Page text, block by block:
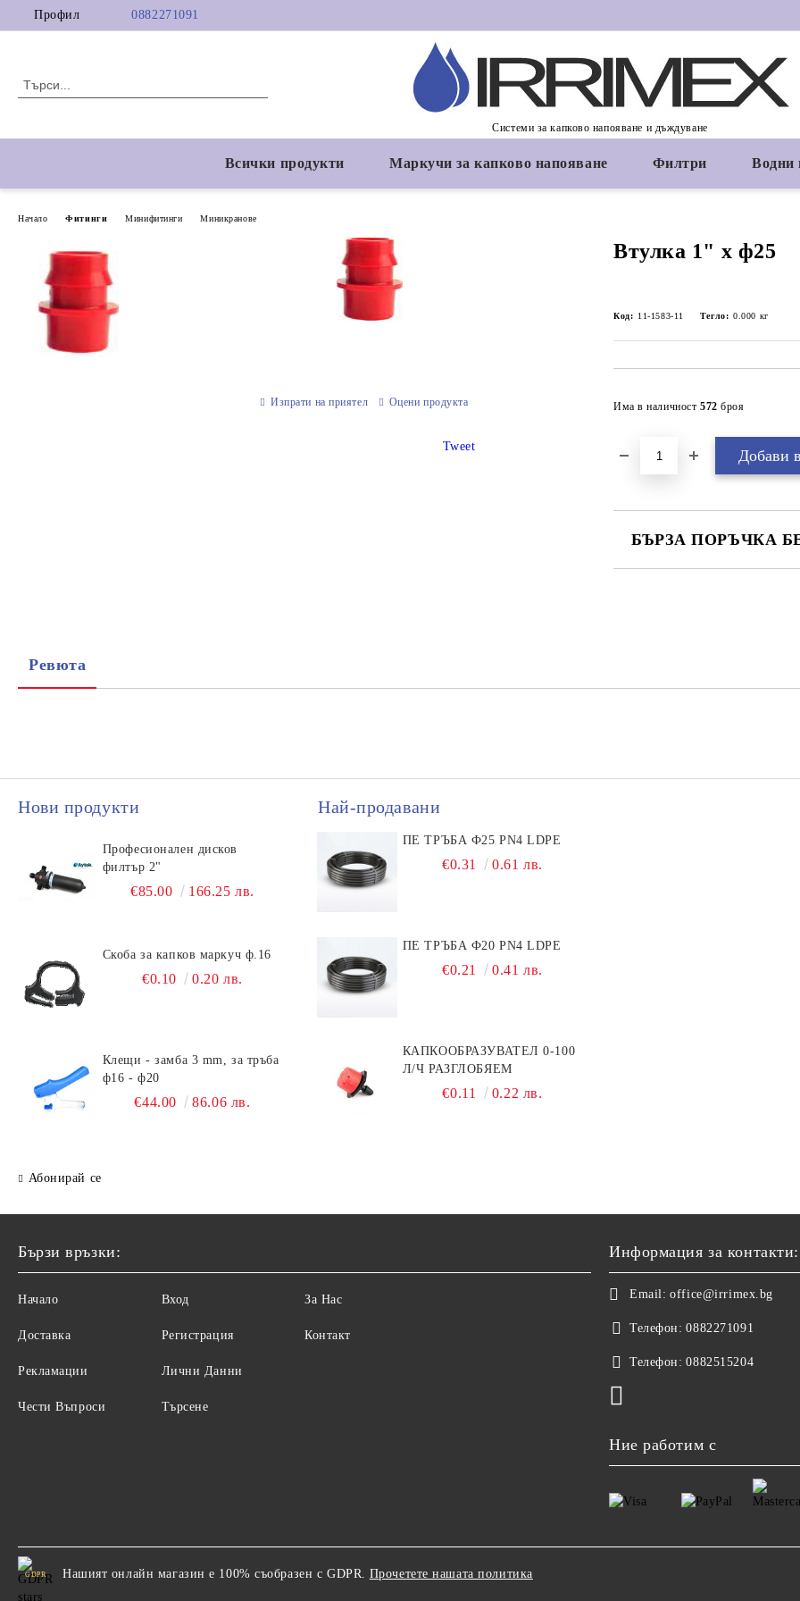
Профил 0882271091
Системи за капково напояване и дъждуване
Всички продукти Маркучи за капково напояване Филтри Водни
Начало Фитинги Минифитинги Миникранове
Втулка 1" х ф25
Код: 11-1583-11 Тегло: 0.000 кг
Има в наличност 572 броя
БЪРЗА ПОРЪЧКА
Изпрати на приятел Оцени продукта
Tweet
Ревюта
Нови продукти
Професионален дисков
филтър 2"
€85.00 166.25 лв.
Скоба за капков маркуч ф.16
€0.10 0.20 лв.
Клещи - замба 3 mm, за тръба
ф16 - ф20
€44.00 86.06 лв.
Абонирай се
Най-продавани
ПЕ ТРЪБА Ф25 PN4 LDPE
€0.31 0.61 лв.
ПЕ ТРЪБА Ф20 PN4 LDPE
€0.21 0.41 лв.
КАПКООБРАЗУВАТЕЛ 0-100
Л/Ч РАЗГЛОБЯЕМ
€0.11 0.22 лв.
Бързи връзки:
Начало
Доставка
Рекламации
Чести Въпроси
Вход
Регистрация
Лични Данни
Търсене
За Нас
Контакт
Информация за контакти:
Email: office@irrimex.bg
Телефон: 0882271091
Телефон: 0882515204
Ние работим с
GDPR Нашият онлайн магазин е 100% съобразен с GDPR. Прочетете нашата политика